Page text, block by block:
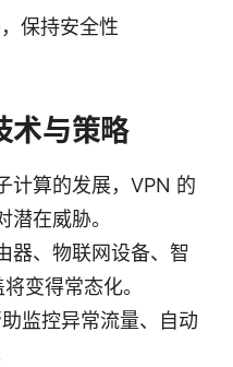
保持安全性
术与策略
计算的发展，VPN 的
在威胁。
器、物联网设备、智
变得常态化。
监控异常流量、自动